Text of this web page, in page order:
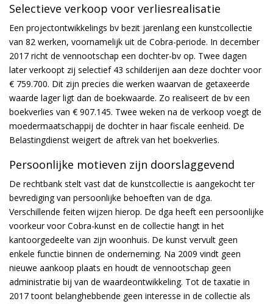
Selectieve verkoop voor verliesrealisatie
Een projectontwikkelings bv bezit jarenlang een kunstcollectie
van 82 werken, voornamelijk uit de Cobra-periode. In december
2017 richt de vennootschap een dochter-bv op. Twee dagen
later verkoopt zij selectief 43 schilderijen aan deze dochter voor
€ 759.700. Dit zijn precies die werken waarvan de getaxeerde
waarde lager ligt dan de boekwaarde. Zo realiseert de bv een
boekverlies van € 907.145. Twee weken na de verkoop voegt de
moedermaatschappij de dochter in haar fiscale eenheid. De
Belastingdienst weigert de aftrek van het boekverlies.
Persoonlijke motieven zijn doorslaggevend
De rechtbank stelt vast dat de kunstcollectie is aangekocht ter
bevrediging van persoonlijke behoeften van de dga.
Verschillende feiten wijzen hierop. De dga heeft een persoonlijke
voorkeur voor Cobra-kunst en de collectie hangt in het
kantoorgedeelte van zijn woonhuis. De kunst vervult geen
enkele functie binnen de onderneming. Na 2009 vindt geen
nieuwe aankoop plaats en houdt de vennootschap geen
administratie bij van de waardeontwikkeling. Tot de taxatie in
2017 toont belanghebbende geen interesse in de collectie als